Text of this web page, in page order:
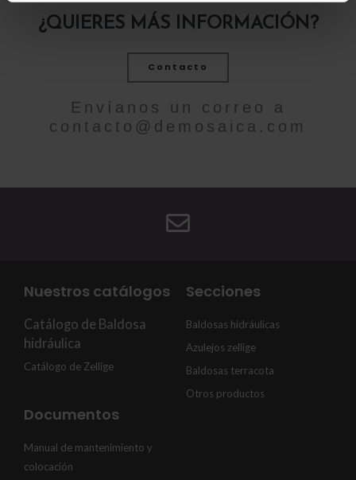
¿QUIERES MÁS INFORMACIÓN?
Contacto
Envíanos un correo a
contacto@demosaica.com
Nuestros catálogos
Catálogo de Baldosa
hidráulica
Catálogo de Zellige
Documentos
Manual de mantenimiento y
colocación
Secciones
Baldosas hidráulicas
Azulejos zellige
Baldosas terracota
Otros productos